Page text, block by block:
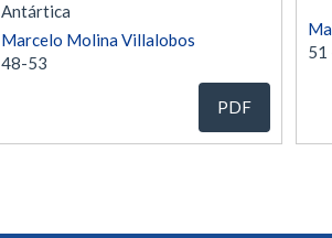
Antártica
Marcelo Molina Villalobos
48-53
PDF
51